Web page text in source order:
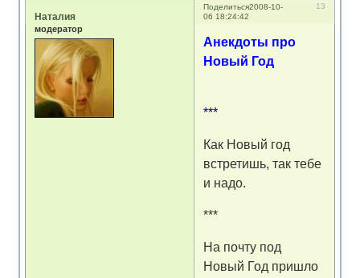
Поделиться 13
2008-10-
06 18:24:42
Наталия
модератор
Анекдоты про
Новый Год
***
Как Новый год
встретишь, так тебе
и надо.
***
На почту под
Новый Год пришло